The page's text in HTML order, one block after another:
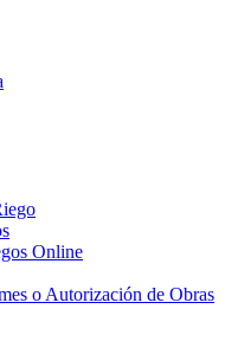
Online
o Autorización de Obras